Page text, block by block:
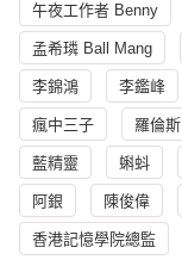
午夜工作者 Benny
孟希璘 Ball Mang
李錦鴻 李鑑峰
瘋中三子 羅倫斯
藍精靈 蝌蚪
阿銀 陳俊偉
香港記憶學院總監